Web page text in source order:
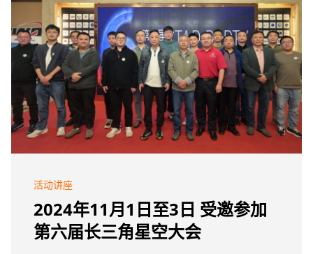
活动讲座
2024年11月1日至3日 受邀参加
第六届长三角星空大会